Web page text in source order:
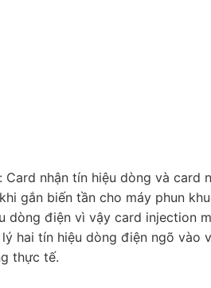
nhận tín hiệu dòng và card
gắn biến tần cho máy phun
dòng điện vì vậy card injection
hai tín hiệu dòng điện ngõ
thực tế.